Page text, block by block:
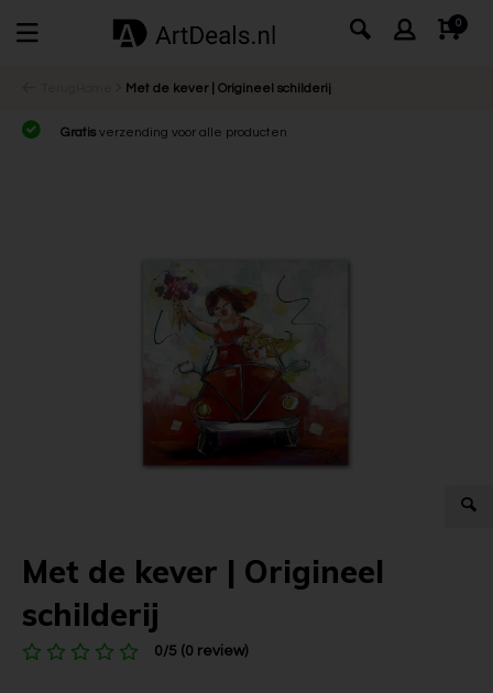
0
Met de kever | Origineel schilderij
Gratis verzending voor alle producten
Met de kever | Origineel
schilderij
0/5 (0 review)